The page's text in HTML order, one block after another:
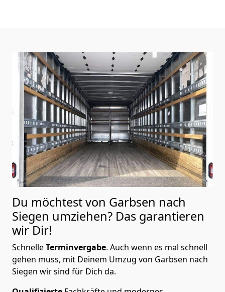
Du möchtest von Garbsen nach
Siegen umziehen? Das garantieren
wir Dir!
SchnelleTerminvergabe. Auch wenn es mal schnell
gehen muss, mit Deinem Umzug von Garbsen nach
Siegen wir sind für Dich da.